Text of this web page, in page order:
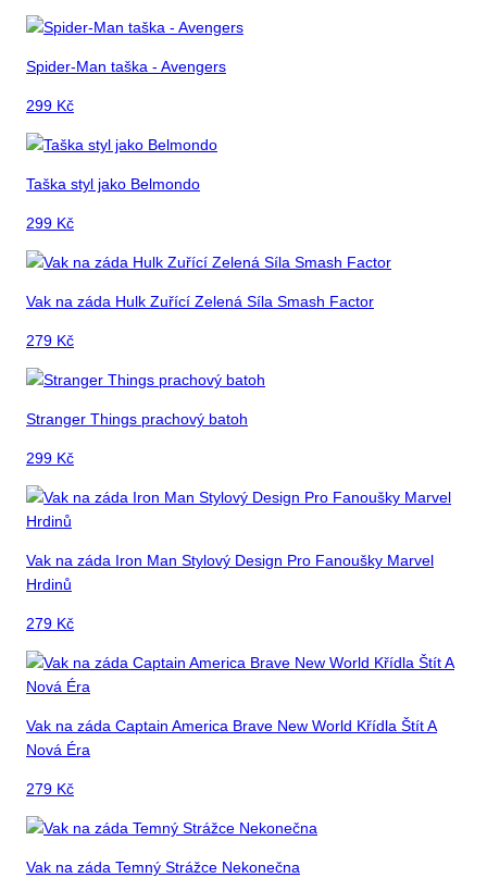
Spider-Man taška - Avengers
299 Kč
Taška styl jako Belmondo
299 Kč
Vak na záda Hulk Zuřící Zelená Síla Smash Factor
279 Kč
Stranger Things prachový batoh
299 Kč
Vak na záda Iron Man Stylový Design Pro Fanoušky Marvel
Hrdinů
279 Kč
Vak na záda Captain America Brave New World Křídla Štít A
Nová Éra
279 Kč
Vak na záda Temný Strážce Nekonečna